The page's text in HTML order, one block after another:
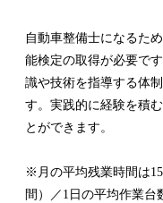
自動車整備士になるた
能検定の取得が必要で
識や技術を指導する体
す。実践的に経験を積
とができます。
※月の平均残業時間は
間）／1日の平均作業台